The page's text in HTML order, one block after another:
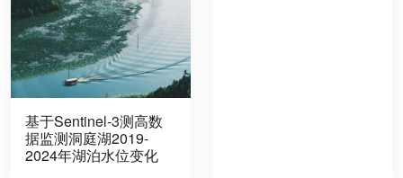
基于Sentinel-3测高数
据监测洞庭湖2019-
2024年湖泊水位变化